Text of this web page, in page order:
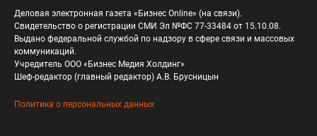
Деловая электронная газета «Бизнес Online» (на связи).
Свидетельство о регистрации СМИ Эл №ФС 77-33484 от 15.10.08.
Выдано федеральной службой по надзору в сфере связи и массовых
коммуникаций.
Учредитель ООО «Бизнес Медия Холдинг»
Шеф-редактор (главный редактор) А.В. Брусницын
Политика о персональных данных